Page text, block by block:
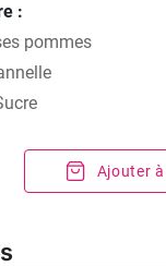
:
pommes
Ajouter